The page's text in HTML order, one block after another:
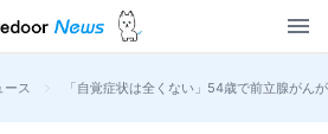
ース > 「自覚症状は全くない」54歳で前立腺がん